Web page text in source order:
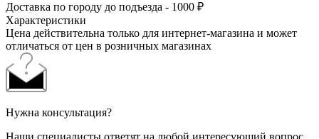
Доставка по городу до подъезда - 1000 ₽
Характеристики
Цена действительна только для интернет-магазина и может
отличаться от цен в розничных магазинах
Нужна консультация?